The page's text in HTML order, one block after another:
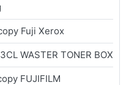
Fuji Xerox
WASTER TONER BOX
FUJIFILM